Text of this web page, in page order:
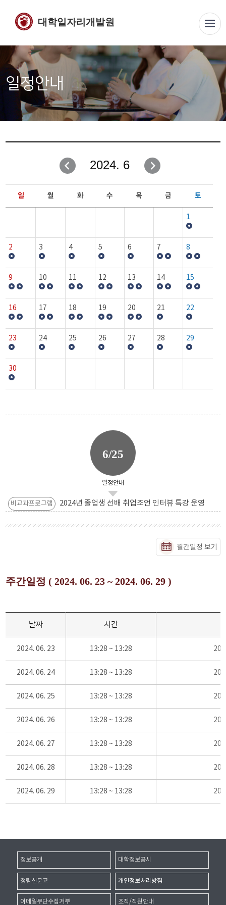
대학일자리개발원
일정안내
2024. 6
일 월 화 수 목 금 토
1
2 3 4 5 6 7 8
9 10 11 12 13 14 15
16 17 18 19 20 21 22
23 24 25 26 27 28 29
30
6/25
일정안내
비교과프로그램 2024년 졸업생 선배 취업조언 인터뷰 특강 운영
월간일정 보기
주간일정 ( 2024. 06. 23 ~ 2024. 06. 29 )
날짜 시간
2024. 06. 23 13:28 ~ 13:28
2024. 06. 24 13:28 ~ 13:28
2024. 06. 25 13:28 ~ 13:28
2024. 06. 26 13:28 ~ 13:28
2024. 06. 27 13:28 ~ 13:28
2024. 06. 28 13:28 ~ 13:28
2024. 06. 29 13:28 ~ 13:28
정보공개 대학정보공시
청렴신문고 개인정보처리방침
이메일무단수집거부 조직/직원안내